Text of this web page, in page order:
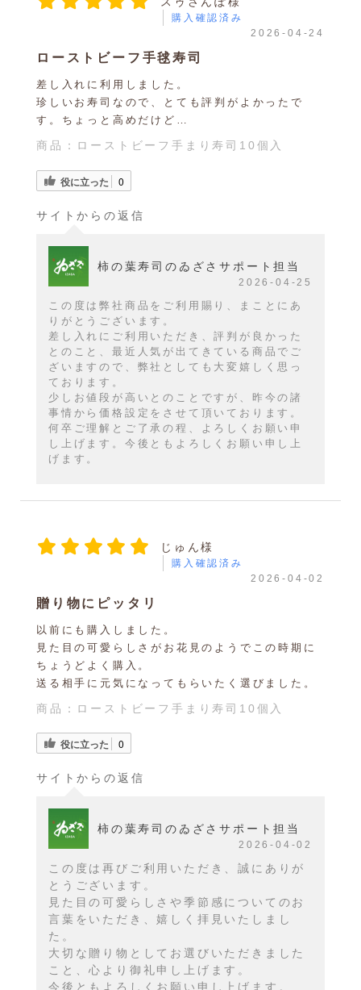
購入確認済み
2026-04-24
ローストビーフ手毬寿司
差し入れに利用しました。
珍しいお寿司なので、とても評判がよかったで
す。ちょっと高めだけど…
商品： ローストビーフ手まり寿司10個入
役に立った 0
サイトからの返信
柿の葉寿司のゐざさサポート担当
2026-04-25
この度は弊社商品をご利用賜り、まことにあ
りがとうございます。
差し入れにご利用いただき、評判が良かった
とのこと、最近人気が出てきている商品でご
ざいますので、弊社としても大変嬉しく思っ
ております。
少しお値段が高いとのことですが、昨今の諸
事情から価格設定をさせて頂いております。
何卒ご理解とご了承の程、よろしくお願い申
し上げます。今後ともよろしくお願い申し上
げます。
じゅん様
購入確認済み
2026-04-02
贈り物にピッタリ
以前にも購入しました。
見た目の可愛らしさがお花見のようでこの時期に
ちょうどよく購入。
送る相手に元気になってもらいたく選びました。
商品： ローストビーフ手まり寿司10個入
役に立った 0
サイトからの返信
柿の葉寿司のゐざさサポート担当
2026-04-02
この度は再びご利用いただき、誠にありが
とうございます。
見た目の可愛らしさや季節感についてのお
言葉をいただき、嬉しく拝見いたしまし
た。
大切な贈り物としてお選びいただきました
こと、心より御礼申し上げます。
今後ともよろしくお願い申し上げます。